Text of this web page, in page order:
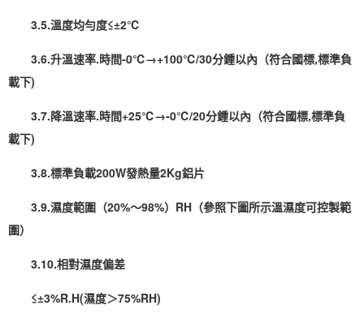
3.5.溫度均勻度≤±2℃
3.6.升溫速率.時間-0℃→+100℃/30分鍾以內（符合國標,標準負
載下)
3.7.降溫速率.時間+25℃→-0℃/20分鍾以內（符合國標,標準負
載下)
3.8.標準負載200W發熱量2Kg鋁片
3.9.濕度範圍（20%～98%）RH（參照下圖所示溫濕度可控製範
圍）
3.10.相對濕度偏差
≤±3%R.H(濕度＞75%RH)